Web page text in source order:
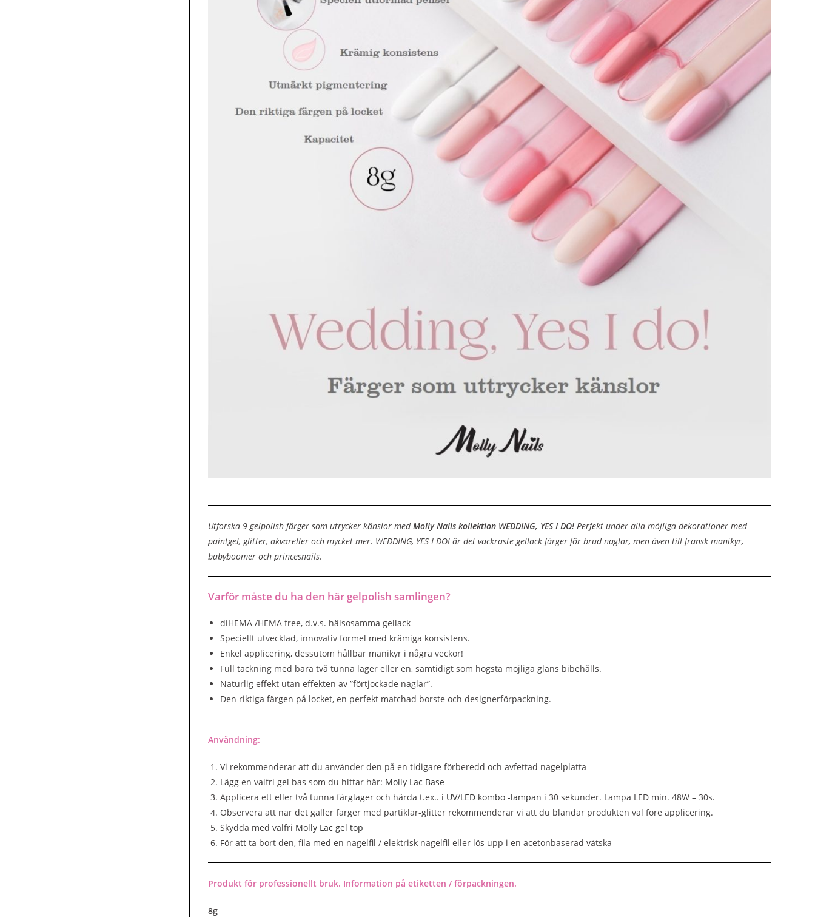
Utforska 9 gelpolish färger som utrycker känslor medMolly Nails kollektion WEDDING, YES I DO! Perfekt under alla möjliga dekorationer med
paintgel, glitter, akvareller och mycket mer. WEDDING, YES I DO! är det vackraste gellack färger för brud naglar, men även till fransk manikyr,
babyboomer och princesnails.
Varför måste du ha den här gelpolish samlingen?
diHEMA /HEMA free, d.v.s. hälsosamma gellack
Speciellt utvecklad, innovativ formel med krämiga konsistens.
Enkel applicering, dessutom hållbar manikyr i några veckor!
Full täckning med bara två tunna lager eller en, samtidigt som högsta möjliga glans bibehålls.
Naturlig effekt utan effekten av ”förtjockade naglar”.
Den riktiga färgen på locket, en perfekt matchad borste och designerförpackning.
Användning:
Vi rekommenderar att du använder den på en tidigare förberedd och avfettad nagelplatta
Lägg en valfri gel bas som du hittar här: Molly Lac Base
Applicera ett eller två tunna färglager och härda t.ex.. i UV/LED kombo -lampan i 30 sekunder. Lampa LED min. 48W – 30s.
Observera att när det gäller färger med partiklar-glitter rekommenderar vi att du blandar produkten väl före applicering.
Skydda med valfri Molly Lac gel top
För att ta bort den, fila med en nagelfil / elektrisk nagelfil eller lös upp i en acetonbaserad vätska
Produkt för professionellt bruk. Information på etiketten / förpackningen.
8g